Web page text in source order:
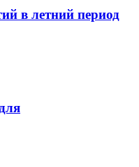
в летний период